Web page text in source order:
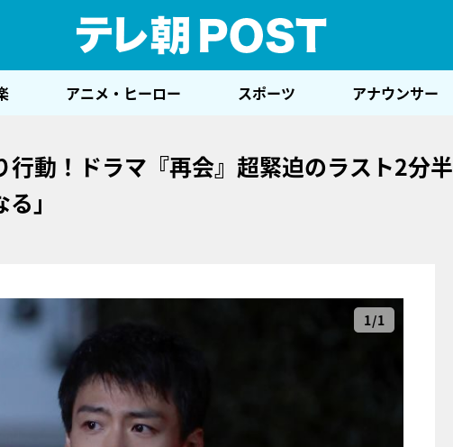
アニメ・ヒーロー スポーツ アナウンサー
動！ドラマ『再会』超緊迫のラスト2分半
」
1/1